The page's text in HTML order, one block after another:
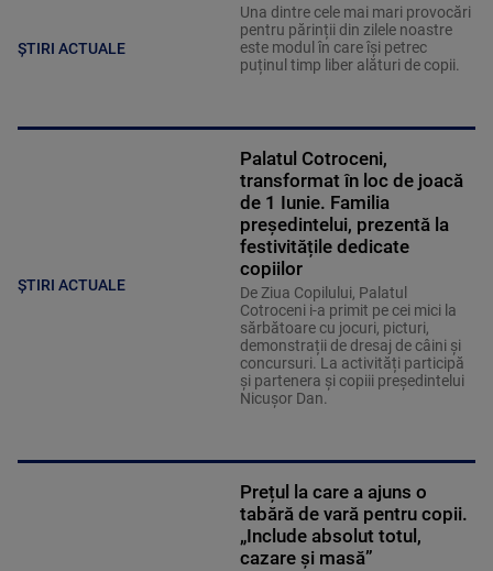
ȘTIRI ACTUALE
Una dintre cele mai mari provocări
pentru părinții din zilele noastre
este modul în care își petrec
puținul timp liber alături de copii.
ȘTIRI ACTUALE
Palatul Cotroceni,
transformat în loc de joacă
de 1 Iunie. Familia
președintelui, prezentă la
festivitățile dedicate
copiilor
De Ziua Copilului, Palatul
Cotroceni i-a primit pe cei mici la
sărbătoare cu jocuri, picturi,
demonstrații de dresaj de câini și
concursuri. La activități participă
și partenera și copiii președintelui
Nicușor Dan.
Prețul la care a ajuns o
tabără de vară pentru copii.
„Include absolut totul,
cazare și masă”